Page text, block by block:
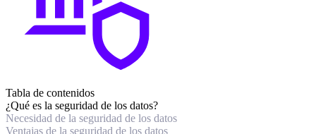
Tabla de contenidos
¿Qué es la seguridad de los datos?
Necesidad de la seguridad de los datos
Ventajas de la seguridad de los datos